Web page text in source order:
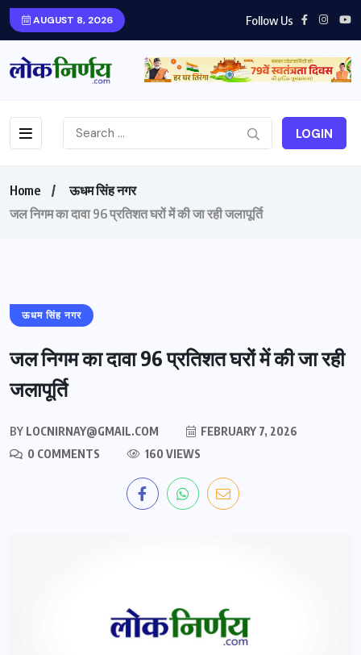
AUGUST 8, 2026 Follow Us
LOGIN
Home
ऊधम सिंह नगर
जल निगम का दावा 96 प्रतिशत घरों में की जा रही जलापूर्ति
ऊधम सिंह नगर
जल निगम का दावा 96 प्रतिशत घरों में की जा रही
जलापूर्ति
BY LOCNIRNAY@GMAIL.COM
FEBRUARY 7, 2026
0 COMMENTS
160 VIEWS